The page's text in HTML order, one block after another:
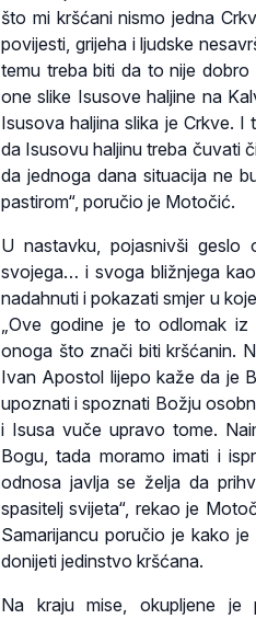
što mi kršćani nismo jedna
povijesti, grijeha i ljudske
temu treba biti da to nije
one slike Isusove haljine na
Isusova haljina slika je Crkve.
da Isusovu haljinu treba čuvati
da jednoga dana situacija ne
pastirom“, poručio je Motočić.
U nastavku, pojasnivši geslo
svojega… i svoga bližnjega
nadahnuti i pokazati smjer u
„Ove godine je to odlomak
onoga što znači biti kršćanin.
Ivan Apostol lijepo kaže da je
upoznati i spoznati Božju
i Isusa vuče upravo tome.
Bogu, tada moramo imati i
odnosa javlja se želja da
spasitelj svijeta“, rekao je
Samarijancu poručio je kako
donijeti jedinstvo kršćana.
Na kraju mise, okupljene je